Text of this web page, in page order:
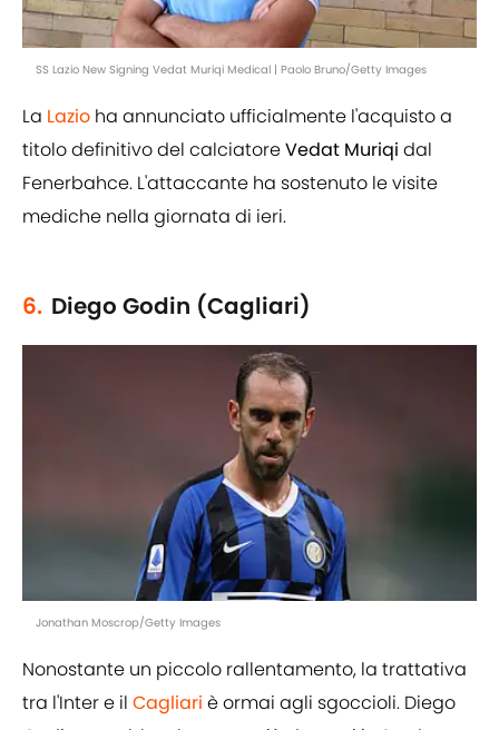
SS Lazio New Signing Vedat Muriqi Medical | Paolo Bruno/Getty Images
La Lazio ha annunciato ufficialmente l'acquisto a
titolo definitivo del calciatoreVedat Muriqi dal
Fenerbahce. L'attaccante ha sostenuto le visite
mediche nella giornata di ieri.
6. Diego Godin (Cagliari)
Jonathan Moscrop/Getty Images
Nonostante un piccolo rallentamento, la trattativa
tra l'Inter e il Cagliari è ormai agli sgoccioli. Diego